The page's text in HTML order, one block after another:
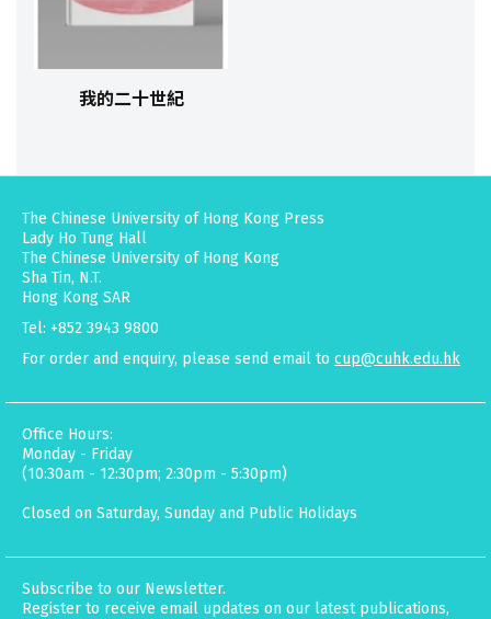
我的二十世紀
The Chinese University of Hong Kong Press
Lady Ho Tung Hall
The Chinese University of Hong Kong
Sha Tin, N.T.
Hong Kong SAR
Tel: +852 3943 9800
For order and enquiry, please send email to cup@cuhk.edu.hk
Office Hours:
Monday - Friday
(10:30am - 12:30pm; 2:30pm - 5:30pm)
Closed on Saturday, Sunday and Public Holidays
Subscribe to our Newsletter.
Register to receive email updates on our latest publications,